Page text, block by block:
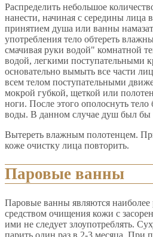
Распределить небольшое
нанести, начиная с середины лица
принятием душа или ванны
употребления тело обтереть
смачивая руки водой" комнатной
водой, легкими поступательными
основательно вымыть все части
всем телом поступательными
мокрой губкой, щеткой или
ноги. После этого ополоснуть
воды. В данном случае душ был бы
Вытереть влажным полотенцем.
коже очистку лица повторить.
Паровые ванны
Паровые ванны являются
средством очищения кожи с
ими не следует злоупотреблять.
парить один раз в 2-3 месяца. При